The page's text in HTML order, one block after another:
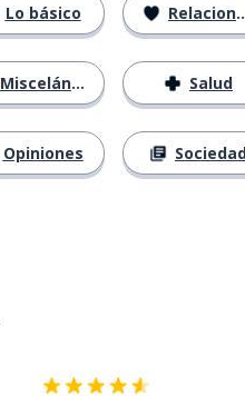
Lo básico
Misceláneo
Opiniones
Relaciones
Salud